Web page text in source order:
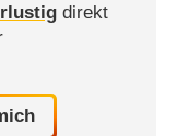
direkt